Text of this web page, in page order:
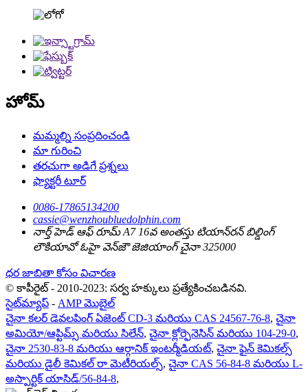
హోమ్
మమ్మల్ని సంప్రదించండి
మా గురించి
తరచుగా అడిగే ప్రశ్నలు
ఫ్యాక్టరీ టూర్
0086-17865134200
cassie@wenzhoubluedolphin.com
నార్త్ హెడ్ ఆఫ్ రూమ్ A7 16వ అంతస్తు టియాన్‌రన్ బిల్డింగ్
లౌకియావో ఓహై వెన్‌జౌ జెజియాంగ్ చైనా 325000
ధర జాబితా కోసం విచారణ
© కాపీరైట్ - 2010-2023: సర్వ హక్కులు ప్రత్యేకించబడినవి.
సైట్‌మ్యాప్ - AMP మొబైల్
చైనా కలర్ డెవలపింగ్ ఏజెంట్ CD-3 మరియు CAS 24567-76-8, చైనా
అమియో/ఆప్టిమ్స్ మరియు సిలేన్, చైనా క్లోర్ఫెనెసిన్ మరియు 104-29-0,
చైనా 2530-83-8 మరియు ఆర్గానిక్ ఇంటర్మీడియట్, చైనా ఫైన్ కెమికల్స్
మరియు డైలీ కెమికల్ రా మెటీరియల్స్, చైనా CAS 56-84-8 మరియు L-
అస్పార్టిక్ యాసిడ్/56-84-8,